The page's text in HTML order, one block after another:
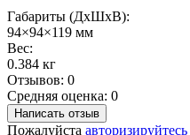
Габариты (ДхШхВ):
94×94×119 мм
Вес:
0.384 кг
Отзывов: 0
Средняя оценка: 0
Написать отзыв
Пожалуйста авторизируйтесь